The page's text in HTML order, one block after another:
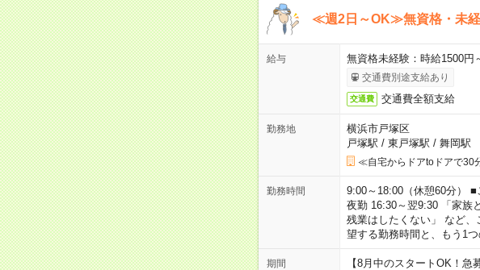
≪週2日～OK≫無資格・未経
給与 無資格未経験：時給1500
交通費別途支給あり
交通費 交通費全額支給
勤務地
横浜市戸塚区
戸塚駅 / 東戸塚駅 / 舞岡駅
≪自宅からドアtoドアで30
勤務時間
9:00～18:00（休憩60分）
夜勤 16:30～翌9:30 「家族
残業はしたくない」 など
望する勤務時間と、もう1
期間 【8月中のスタートOK！